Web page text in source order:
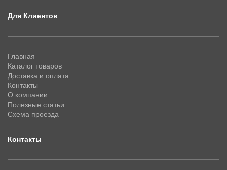
Для Клиентов
Главная
Каталог товаров
Доставка и оплата
Контакты
О компании
Полезные статьи
Схема проезда
Контакты